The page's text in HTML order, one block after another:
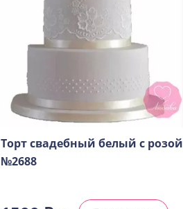
Торт свадебный белый с розой
№2688